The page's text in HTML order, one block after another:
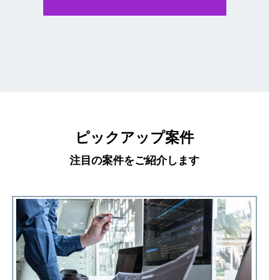
ピックアップ案件
注目の案件をご紹介します